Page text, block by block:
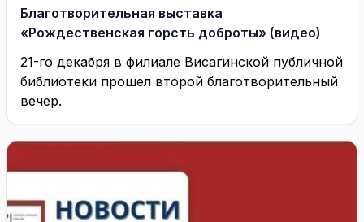
Благотворительная выставка
«Рождественская горсть доброты» (видео)
21-го декабря в филиале Висагинской публичной
библиотеки прошел второй благотворительный
вечер.